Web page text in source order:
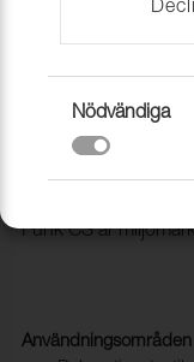
Tyg Funk CS
1008529
Funk CS är
Användningsområden
Nödvändiga